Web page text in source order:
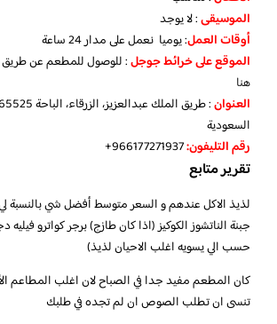
الموسيقى: لا يوجد
أوقات العمل: يوميا نعمل على مدار 24 ساعة
الموقععلى خرائط جوجل: للوصول للمطعم عن
هنا
العنوان
السعودية
رقم التليفون:
تقرير متابع
لذيذ الاكل عندهم و السعر متوسط أفضل شي بالنسبة
جبنة الناتشوز الكوكيز (اذا كان طازج) برجر كواترو
حسب الي يسويه اغلب الاحيان لذيذ)
كان المطعم مفيد جدا في الصباح لان اغلب المطاعم
تنسى ان تطلب الصوص ان لم تجده في طلبك